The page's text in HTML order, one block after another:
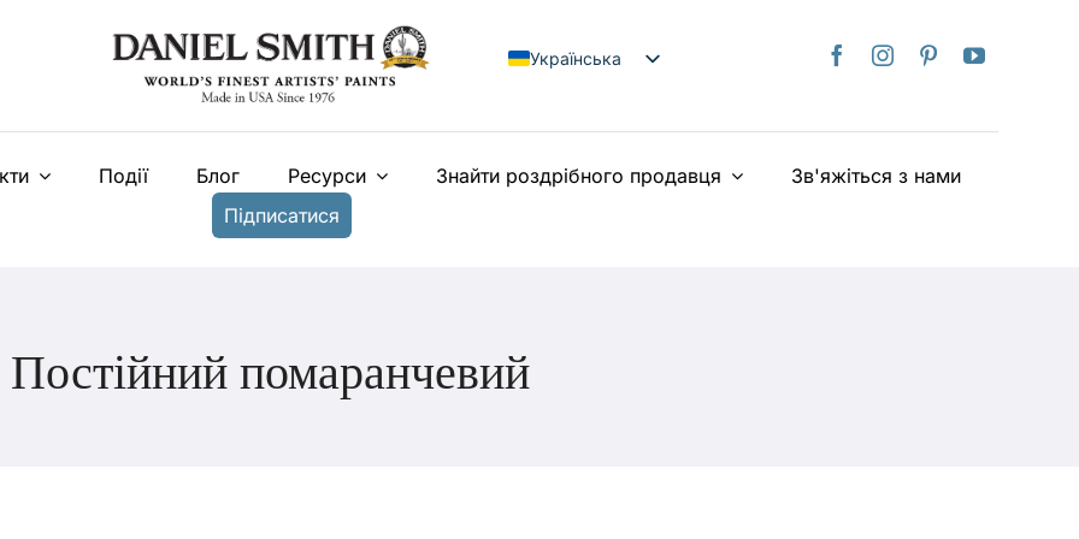
Українська
日本語
Français
Події Блог Ресурси Знайти роздрібного продавця
Зв'яжіться з нами
Підписатися
Постійний помаранчевий